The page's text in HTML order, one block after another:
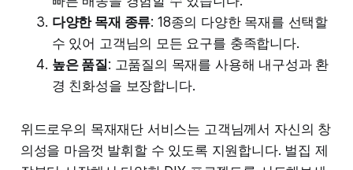
다양한 목재 종류: 18종의 다양한 목재를 선택할
수 있어 고객님의 모든 요구를 충족합니다.
높은 품질: 고품질의 목재를 사용해 내구성과 환
경 친화성을 보장합니다.
위드로우의 목재재단 서비스는 고객님께서 자신의 창
의성을 마음껏 발휘할 수 있도록 지원합니다. 벌집 제